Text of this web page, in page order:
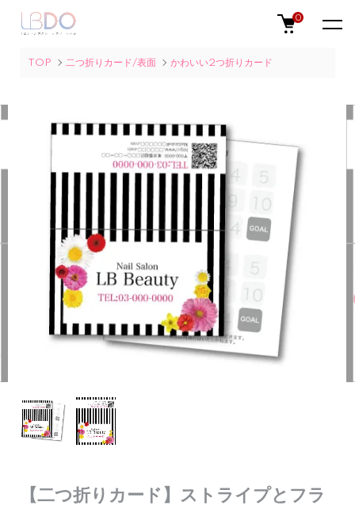
0
TOP 二つ折りカード/表面 かわいい2つ折りカード
【二つ折りカード】ストライプとフラ